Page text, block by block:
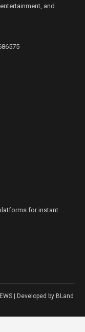
and
for instant
| Developed by BLand